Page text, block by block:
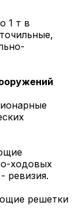
1 т в
ходовых
ревизия.
решетки